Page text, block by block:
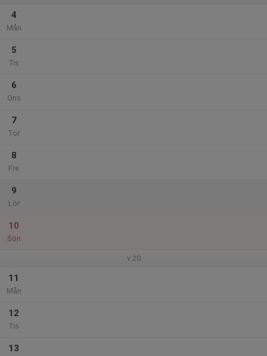
4
Mån
5
Tis
6
Ons
7
Tor
8
Fre
9
Lör
10
Sön
v.20
11
Mån
12
Tis
13